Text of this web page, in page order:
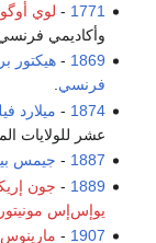
1771
- لوي
وأكاديمي فرنسي-
1869
-هيكتور
فرنسي.
1874
- ميلارد
عشر للولايات
1887
- جيمس
1889
- جون
يوإس‌إس مونيتور
1907
- مارينوس